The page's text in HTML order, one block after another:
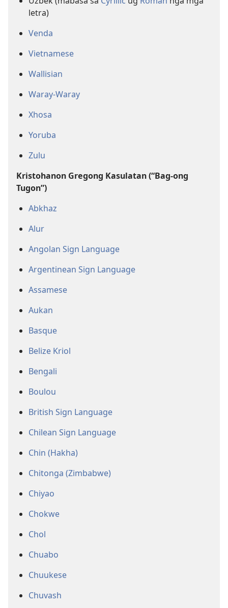
letra)
Venda
Vietnamese
Wallisian
Waray-Waray
Xhosa
Yoruba
Zulu
Kristohanon Gregong Kasulatan (“Bag-ong
Tugon”)
Abkhaz
Alur
Angolan Sign Language
Argentinean Sign Language
Assamese
Aukan
Basque
Belize Kriol
Bengali
Boulou
British Sign Language
Chilean Sign Language
Chin (Hakha)
Chitonga (Zimbabwe)
Chiyao
Chokwe
Chol
Chuabo
Chuukese
Chuvash